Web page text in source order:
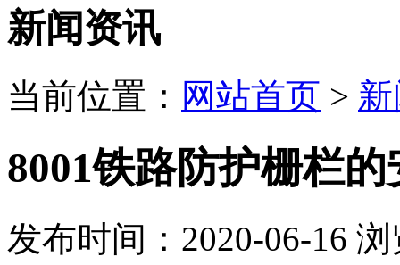
新闻资讯
当前位置： 网站首页 >
8001铁路防护栅栏
发布时间：2020-06-16 浏